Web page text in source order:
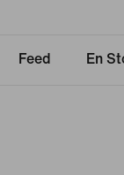
Feed En